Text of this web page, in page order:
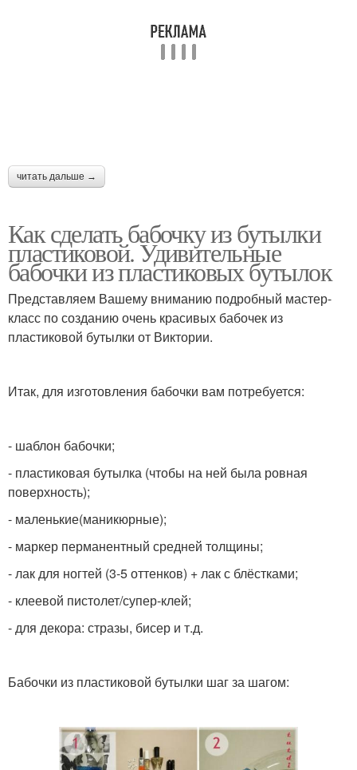
читать дальше →
Как сделать бабочку из бутылки
пластиковой. Удивительные
бабочки из пластиковых бутылок
Представляем Вашему вниманию подробный мастер-
класс по созданию очень красивых бабочек из
пластиковой бутылки от Виктории.
Итак, для изготовления бабочки вам потребуется:
- шаблон бабочки;
- пластиковая бутылка (чтобы на ней была ровная
поверхность);
- маленькие(маникюрные);
- маркер перманентный средней толщины;
- лак для ногтей (3-5 оттенков) + лак с блёстками;
- клеевой пистолет/супер-клей;
- для декора: стразы, бисер и т.д.
Бабочки из пластиковой бутылки шаг за шагом: